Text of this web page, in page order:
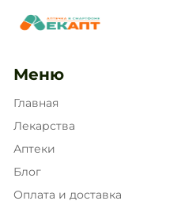
Меню
Главная
Лекарства
Аптеки
Блог
Оплата и доставка